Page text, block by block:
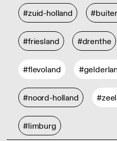
#zuid-holland
#friesland #drenthe
#flevoland
#noord-holland
#limburg